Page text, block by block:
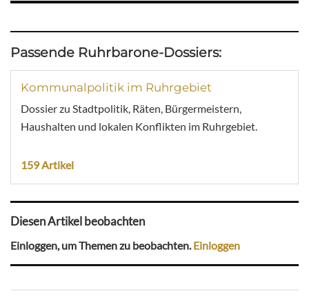
Passende Ruhrbarone-Dossiers:
Kommunalpolitik im Ruhrgebiet
Dossier zu Stadtpolitik, Räten, Bürgermeistern,
Haushalten und lokalen Konflikten im Ruhrgebiet.
159 Artikel
Diesen Artikel beobachten
Einloggen, um Themen zu beobachten.Einloggen